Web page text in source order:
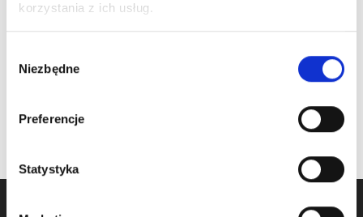
korzystania z ich usług.
zgody
Niezbędne
Preferencje
Statystyka
na stanie